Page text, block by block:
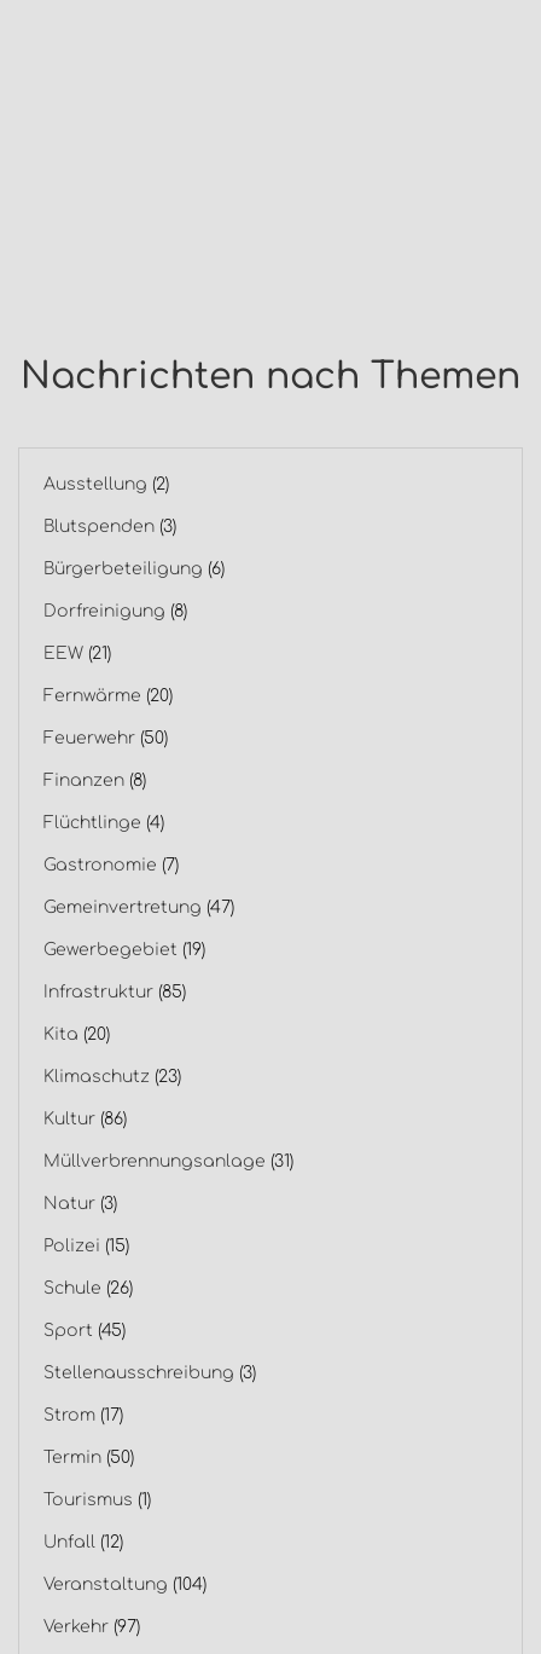
Nachrichten nach Themen
Ausstellung (2)
Blutspenden (3)
Bürgerbeteiligung (6)
Dorfreinigung (8)
EEW (21)
Fernwärme (20)
Feuerwehr (50)
Finanzen (8)
Flüchtlinge (4)
Gastronomie (7)
Gemeinvertretung (47)
Gewerbegebiet (19)
Infrastruktur (85)
Kita (20)
Klimaschutz (23)
Kultur (86)
Müllverbrennungsanlage (31)
Natur (3)
Polizei (15)
Schule (26)
Sport (45)
Stellenausschreibung (3)
Strom (17)
Termin (50)
Tourismus (1)
Unfall (12)
Veranstaltung (104)
Verkehr (97)